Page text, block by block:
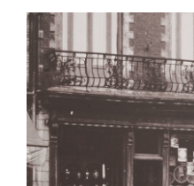
e
d
i
n
u
e